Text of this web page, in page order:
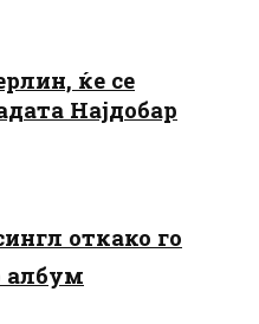
ќе се
Најдобар
откако го
албум